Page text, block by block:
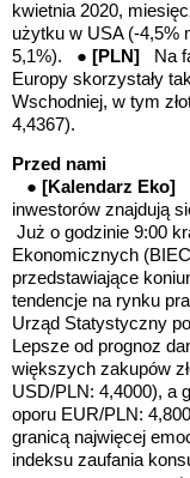
kwietnia 2020,
użytku w USA (-4,5%
5,1%). ● [PLN]
Na
Europy skorzystały
Wschodniej, w tym
4,4367).
Przed nami
● [Kalendarz Eko]
inwestorów znajdują
Już o godzinie 9:00
Ekonomicznych
przedstawiające
tendencje na rynku
Urząd Statystyczny
Lepsze od prognoz
większych zakupów
USD/PLN: 4,4000), a
oporu EUR/PLN:
granicą najwięcej
indeksu zaufania